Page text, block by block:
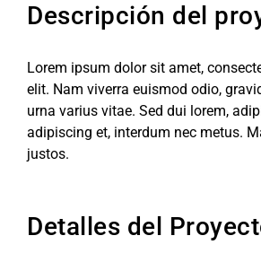
Descripción del
Lorem ipsum dolor sit amet,
elit. Nam viverra euismod odio,
urna varius vitae. Sed dui lorem,
adipiscing et, interdum nec metus.
justos.
Detalles del